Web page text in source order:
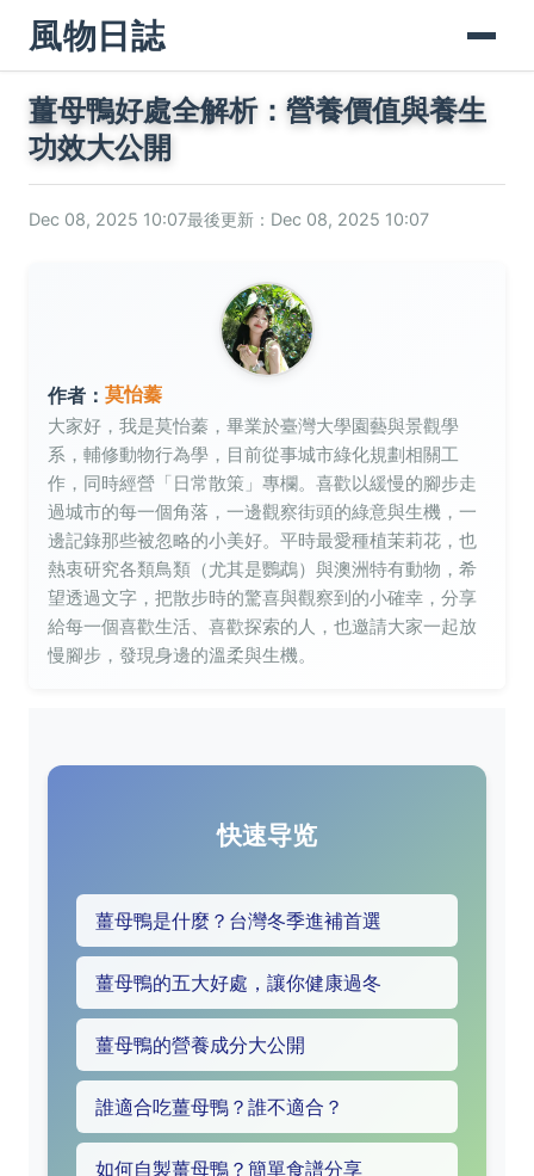
風物日誌
薑母鴨好處全解析：營養價值與養生
功效大公開
Dec 08, 2025 10:07最後更新：Dec 08, 2025 10:07
作者： 莫怡蓁
大家好，我是莫怡蓁，畢業於臺灣大學園藝與景觀學
系，輔修動物行為學，目前從事城市綠化規劃相關工
作，同時經營「日常散策」專欄。喜歡以緩慢的腳步走
過城市的每一個角落，一邊觀察街頭的綠意與生機，一
邊記錄那些被忽略的小美好。平時最愛種植茉莉花，也
熱衷研究各類鳥類（尤其是鸚鵡）與澳洲特有動物，希
望透過文字，把散步時的驚喜與觀察到的小確幸，分享
給每一個喜歡生活、喜歡探索的人，也邀請大家一起放
慢腳步，發現身邊的溫柔與生機。
快速导览
薑母鴨是什麼？台灣冬季進補首選
薑母鴨的五大好處，讓你健康過冬
薑母鴨的營養成分大公開
誰適合吃薑母鴨？誰不適合？
如何自製薑母鴨？簡單食譜分享